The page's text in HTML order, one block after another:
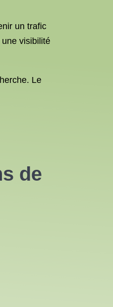
un trafic
visibilité
Le
de